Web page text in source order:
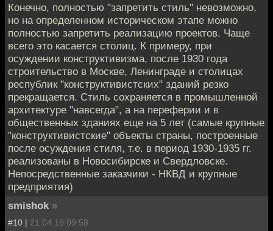
Конечно, полностью "запретить стиль" невозможно,
но на определенном историческом этапе можно
полностью запретить реализацию проектов. Чаще
всего это касается столиц. К примеру, при
осуждении конструктивизма, после 1930 года
строительство в Москве, Ленинграде и столицах
республик "конструктивистских" зданий резко
прекращается. Стиль сохраняется в промышленной
архитектуре "навсегда", а на переферии и в
общественных зданиях еще на 5 лет (самые крупные
"конструктивистские" объекты страны, построенные
после осуждения стиля, т.е. в период 1930-1935 гг.
реализованы в Новосибирске и Свердловске.
Непосредственные заказчики - НКВД и крупные
предприятия)
smishok »
#10 | 21.04.18 09:58